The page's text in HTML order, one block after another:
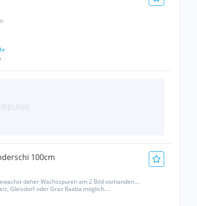
100cm
daher Wachsspuren am 2 Bild vorhanden....
Gleisdorf oder Graz Raaba möglich....